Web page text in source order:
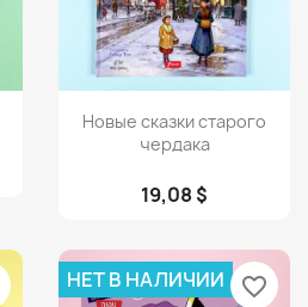
 Просмотр
Новые сказки старого
чердака
19,08 $
НЕТ В НАЛИЧИИ favorite_border